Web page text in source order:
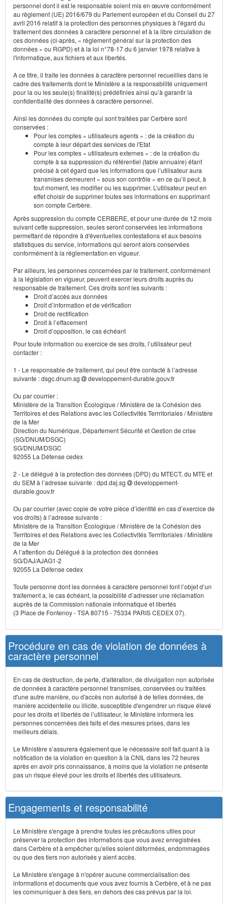
personnel dont il est le responsable soient mis en œuvre conformément
au règlement (UE) 2016/679 du Parlement européen et du Conseil du 27
avril 2016 relatif à la protection des personnes physiques à l'égard du
traitement des données à caractère personnel et à la libre circulation de
ces données (ci-après, « règlement général sur la protection des
données » ou RGPD) et à la loi n°78-17 du 6 janvier 1978 relative à
l'informatique, aux fichiers et aux libertés.
A ce titre, il traite les données à caractère personnel recueillies dans le
cadre des traitements dont le Ministère a la responsabilité uniquement
pour la ou les seule(s) finalité(s) prédéfinies ainsi qu’à garantir la
confidentialité des données à caractère personnel.
Ainsi les données du compte qui sont traitées par Cerbère sont
conservées :
Pour les comptes « utilisateurs agents » : de la création du
compte à leur départ des services de l'Etat
Pour les comptes « utilisateurs externes » : de la création du
compte à sa suppression du référentiel (table annuaire) étant
précisé à cet égard que les informations que l’utilisateur aura
transmises demeurent « sous son contrôle » en ce qu’il peut, à
tout moment, les modifier ou les supprimer. L’utilisateur peut en
effet choisir de supprimer toutes ses informations en supprimant
son compte Cerbère.
Après suppression du compte CERBERE, et pour une durée de 12 mois
suivant cette suppression, seules seront conservées les informations
permettant de répondre à d'éventuelles contestations et aux besoins
statistiques du service, informations qui seront alors conservées
conformément à la réglementation en vigueur.
Par ailleurs, les personnes concernées par le traitement, conformément
à la législation en vigueur, peuvent exercer leurs droits auprès du
responsable de traitement. Ces droits sont les suivants :
Droit d’accès aux données
Droit d’information et de vérification
Droit de rectification
Droit à l’effacement
Droit d’opposition, le cas échéant
Pour toute information ou exercice de ses droits, l’utilisateur peut
contacter :
1 - Le responsable de traitement, qui peut être contacté à l’adresse
suivante : dsgc.dnum.sg
developpement-durable.gouv.fr
Ou par courrier :
Ministère de la Transition Écologique / Ministère de la Cohésion des
Territoires et des Relations avec les Collectivités Terrritoriales / Ministère
de la Mer
Direction du Numérique, Département Sécurité et Gestion de crise
(SG/DNUM/DSGC)
SG/DNUM/DSGC
92055 La Défense cedex
2 - Le délégué à la protection des données (DPD) du MTECT, du MTE et
du SEM à l’adresse suivante : dpd.daj.sg
developpement-
durable.gouv.fr
Ou par courrier (avec copie de votre pièce d’identité en cas d’exercice de
vos droits) à l’adresse suivante :
Ministère de la Transition Écologique / Ministère de la Cohésion des
Territoires et des Relations avec les Collectivités Terrritoriales / Ministère
de la Mer
A l’attention du Délégué à la protection des données
SG/DAJ/AJAG1-2
92055 La Défense cedex
Toute personne dont les données à caractère personnel font l’objet d’un
traitement a, le cas échéant, la possibilité d’adresser une réclamation
auprès de la Commission nationale informatique et libertés
(3 Place de Fontenoy - TSA 80715 - 75334 PARIS CEDEX 07).
Procédure en cas de violation de données à
caractère personnel
En cas de destruction, de perte, d'altération, de divulgation non autorisée
de données à caractère personnel transmises, conservées ou traitées
d'une autre manière, ou d'accès non autorisé à de telles données, de
manière accidentelle ou illicite, susceptible d'engendrer un risque élevé
pour les droits et libertés de l’utilisateur, le Ministère informera les
personnes concernées des faits et des mesures prises, dans les
meilleurs délais.
Le Ministère s’assurera également que le nécessaire soit fait quant à la
notification de la violation en question à la CNIL dans les 72 heures
après en avoir pris connaissance, à moins que la violation ne présente
pas un risque élevé pour les droits et libertés des utilisateurs.
Engagements et responsabilité
Le Ministère s'engage à prendre toutes les précautions utiles pour
préserver la protection des informations que vous avez enregistrées
dans Cerbère et à empêcher qu'elles soient déformées, endommagées
ou que des tiers non autorisés y aient accès.
Le Ministère s'engage à n'opérer aucune commercialisation des
informations et documents que vous avez fournis à Cerbère, et à ne pas
les communiquer à des tiers, en dehors des cas prévus par la loi.